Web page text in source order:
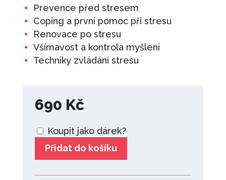
Prevence před stresem
Coping a první pomoc při stresu
Renovace po stresu
Všímavost a kontrola myšlení
Techniky zvládání stresu
690 Kč
Koupit jako dárek?
Přidat do košíku